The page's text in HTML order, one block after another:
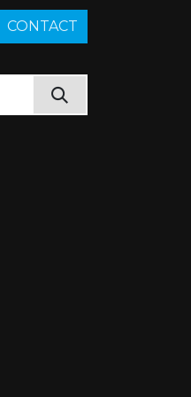
C​O​N​​​​TACT